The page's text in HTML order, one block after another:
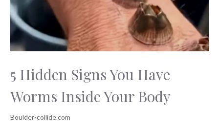
5 Hidden Signs You Have
Worms Inside Your Body